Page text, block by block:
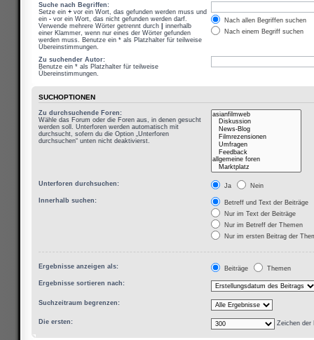
Suche nach Begriffen:
Setze ein + vor ein Wort, das gefunden werden muss und
ein - vor ein Wort, das nicht gefunden werden darf.
Verwende mehrere Wörter getrennt durch
innerhalb
einer Klammer, wenn nur eines der Wörter gefunden
werden muss. Benutze ein * als Platzhalter für teilweise
Übereinstimmungen.
Nach allen Begriffen suchen
Nach einem Begriff suchen
Zu suchender Autor:
Benutze ein * als Platzhalter für teilweise
Übereinstimmungen.
SUCHOPTIONEN
Zu durchsuchende Foren:
Wähle das Forum oder die Foren aus, in denen gesucht
werden soll. Unterforen werden automatisch mit
durchsucht, sofern du die Option „Unterforen
durchsuchen“ unten nicht deaktivierst.
Unterforen durchsuchen: Ja Nein
Innerhalb suchen:
Betreff und Text der Beiträge
Nur im Text der Beiträge
Nur im Betreff der Themen
Nur im ersten Beitrag der
Ergebnisse anzeigen als: Beiträge Themen
Ergebnisse sortieren nach:
Suchzeitraum begrenzen:
Die ersten: Zeichen der